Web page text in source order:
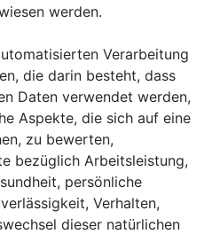
werden.
Verarbeitung
die darin besteht, dass
Daten verwendet werden,
Aspekte, die sich auf eine
zu bewerten,
bezüglich Arbeitsleistung,
persönliche
Verhalten,
dieser natürlichen